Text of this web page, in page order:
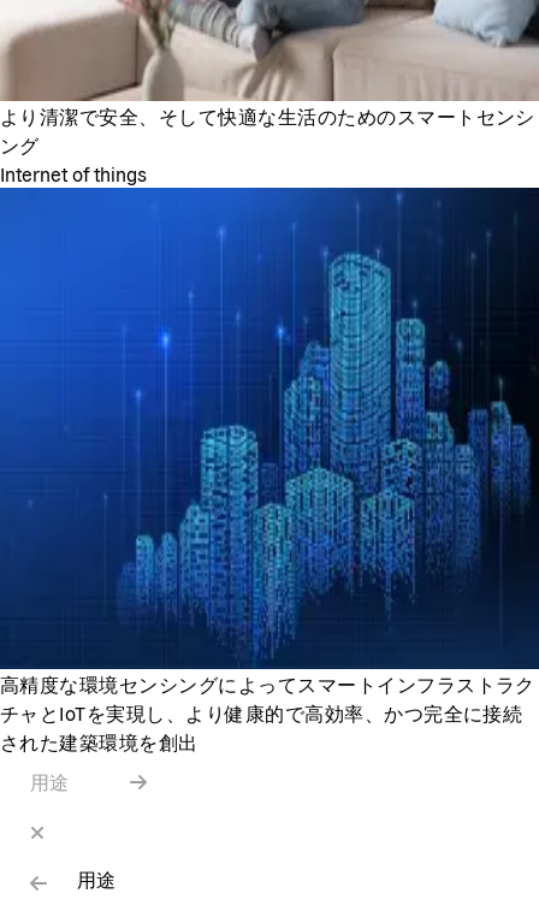
より清潔で安全、そして快適な生活のためのスマートセンシ
ング
Internet of things
高精度な環境センシングによってスマートインフラストラク
チャとIoTを実現し、より健康的で高効率、かつ完全に接続
された建築環境を創出
用途
用途